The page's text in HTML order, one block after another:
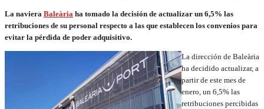
La naviera Baleària ha tomado la decisión de actualizar un 6,5% las
retribuciones de su personal respecto a las que establecen los convenios para
evitar la pérdida de poder adquisitivo.
La dirección de Baleària
ha decidido actualizar, a
partir de este mes de
enero, un 6,5% las
retribuciones percibidas